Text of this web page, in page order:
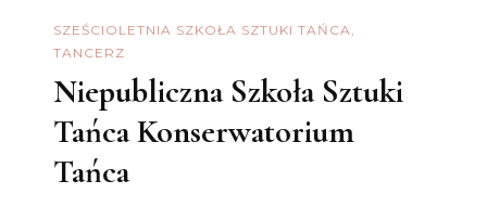
SZEŚCIOLETNIA SZKOŁA SZTUKI TAŃCA
TANCERZ
Niepubliczna Szkoła Sztuki
Tańca Konserwatorium
Tańca